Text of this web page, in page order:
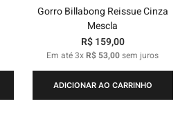
Gorro Billabong Reissue Cinza
Mescla
R$ 159,00
Em até3xR$ 53,00sem juros
ADICIONAR AO CARRINHO